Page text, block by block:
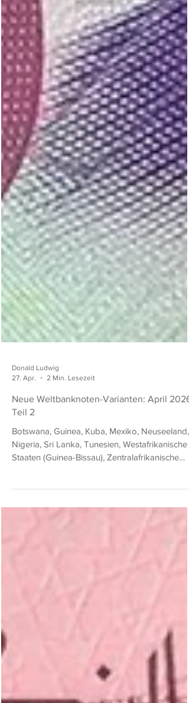
27. Apr.
2 Min. Lesezeit
Teil 2
Botswana, Guinea, Kuba, Mexiko, Neuseeland,
Nigeria, Sri Lanka, Tunesien, Westafrikanische
Staaten BNB = The Banknote Book (von Owen
Pula von 2024 BNB B125i: wie BNB B125h